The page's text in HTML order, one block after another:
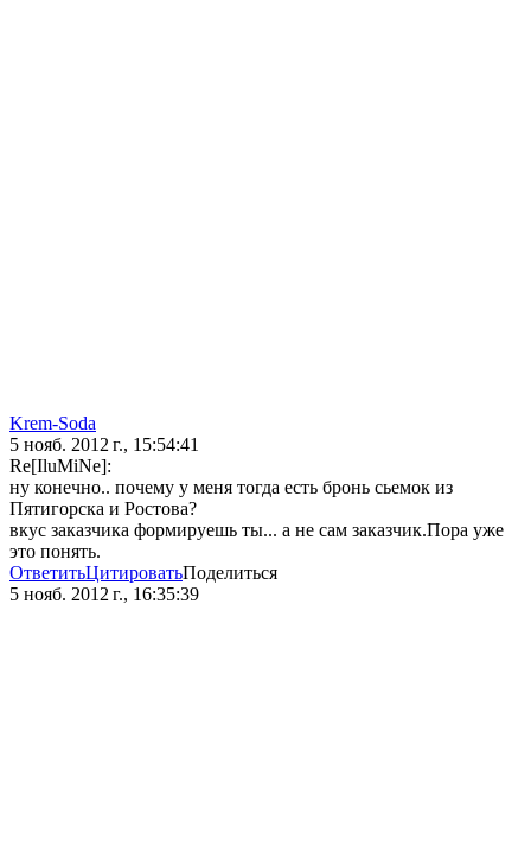
Krem-Soda
5 нояб. 2012 г., 15:54:41
Re[IluMiNe]:
ну конечно.. почему у меня тогда есть бронь сьемок из
Пятигорска и Ростова?
вкус заказчика формируешь ты... а не сам заказчик.Пора уже
это понять.
ОтветитьЦитироватьПоделиться
5 нояб. 2012 г., 16:35:39